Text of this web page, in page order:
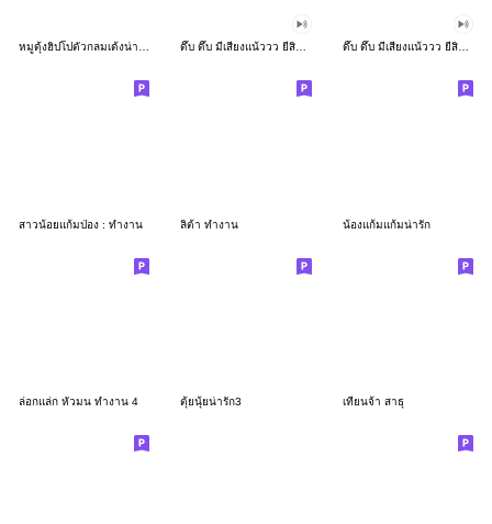
หมูดุ้งฮิปโปตัวกลมเด้งน่ารัก ดึ๊บ ดึ๊บ มีเสียงแน้ววว ยี่สิบเจ็ด ดึ๊บ ดึ๊บ มีเสียงแน้ววว ยี่สิบหก
สาวน้อยแก้มป่อง : ทำงาน ลิต้า ทำงาน น้องแก้มแก้มน่ารัก
ล่อกแล่ก หัวมน ทำงาน 4 ตุ้ยนุ้ยน่ารัก3 เทียนจ้า สาธุ